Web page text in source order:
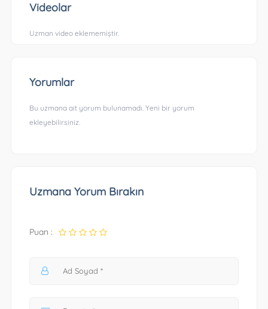
Videolar
Uzman video eklememiştir.
Yorumlar
Bu uzmana ait yorum bulunamadı. Yeni bir yorum
ekleyebilirsiniz.
Uzmana Yorum Bırakın
Puan :